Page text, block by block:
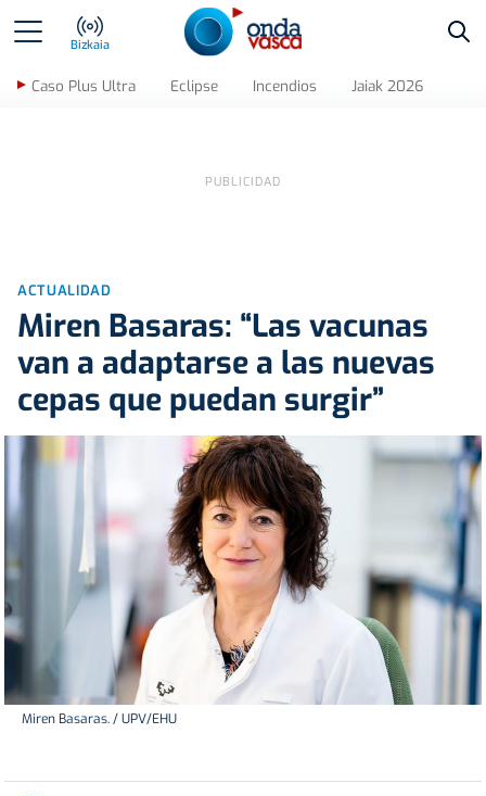
Bizkaia
Caso Plus Ultra Eclipse Incendios Jaiak 2026
ACTUALIDAD
Miren Basaras: “Las vacunas
van a adaptarse a las nuevas
cepas que puedan surgir”
Miren Basaras. / UPV/EHU